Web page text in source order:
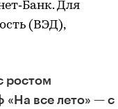
Для
(ВЭД),
ростом
«На все лето» — с